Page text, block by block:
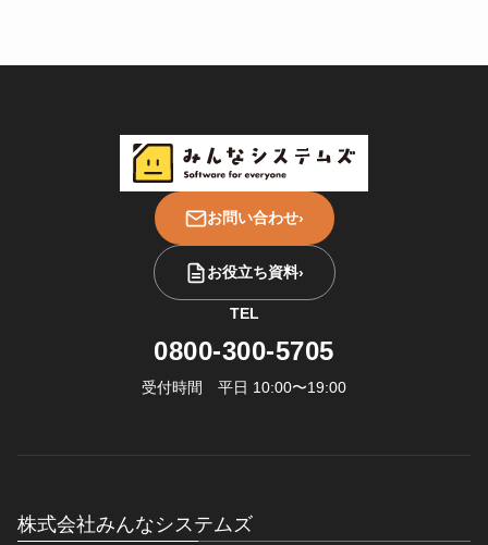
お問い合わせ›
お役立ち資料›
TEL
0800-300-5705
受付時間 平日 10:00〜19:00
株式会社みんなシステムズ